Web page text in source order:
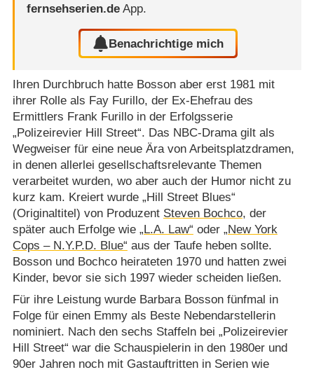
fernsehserien.deApp.
Benachrichtige mich
Ihren Durchbruch hatte Bosson aber erst 1981 mit
ihrer Rolle als Fay Furillo, der Ex-Ehefrau des
Ermittlers Frank Furillo in der Erfolgsserie
„Polizeirevier Hill Street“. Das NBC-Drama gilt als
Wegweiser für eine neue Ära von Arbeitsplatzdramen,
in denen allerlei gesellschaftsrelevante Themen
verarbeitet wurden, wo aber auch der Humor nicht zu
kurz kam. Kreiert wurde „Hill Street Blues“
(Originaltitel) von Produzent Steven Bochco, der
später auch Erfolge wie „L.A. Law“ oder „New York
Cops – N.Y.P.D. Blue“ aus der Taufe heben sollte.
Bosson und Bochco heirateten 1970 und hatten zwei
Kinder, bevor sie sich 1997 wieder scheiden ließen.
Für ihre Leistung wurde Barbara Bosson fünfmal in
Folge für einen Emmy als Beste Nebendarstellerin
nominiert. Nach den sechs Staffeln bei „Polizeirevier
Hill Street“ war die Schauspielerin in den 1980er und
90er Jahren noch mit Gastauftritten in Serien wie